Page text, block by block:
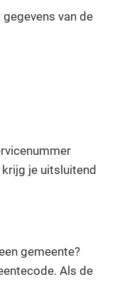
van de
je uitsluitend
gemeente?
Als de